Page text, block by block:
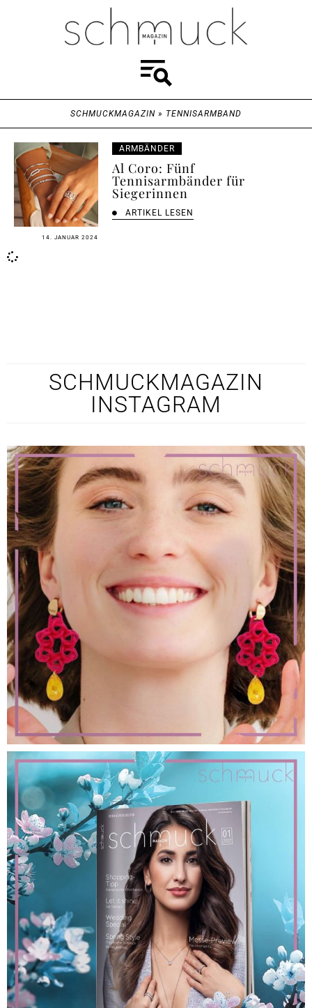
SCHMUCKMAGAZIN » TENNISARMBAND
14. JANUAR 2024
ARMBÄNDER
Al Coro: Fünf
Tennisarmbänder für
Siegerinnen
ARTIKEL LESEN
SCHMUCKMAGAZIN
INSTAGRAM